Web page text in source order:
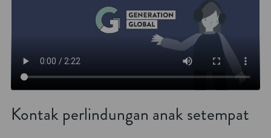
Kontak perlindungan anak setempat